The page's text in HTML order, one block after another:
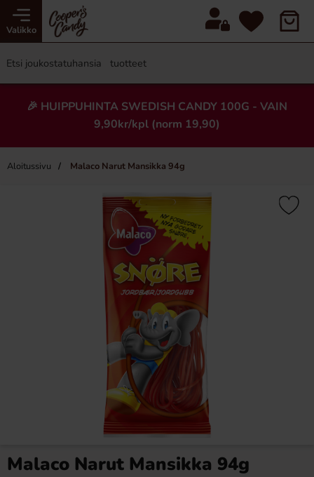
Valikko
🎉 HUIPPUHINTA SWEDISH CANDY 100G - VAIN
9,90kr/kpl (norm 19,90)
Aloitussivu Malaco Narut Mansikka 94g
×
Gently Cooked Snacks Bacon
& Ost 60g
Uusi!
Ronny & Ragge Buttcracker
Chips Korv med bröd 150g
Malaco Narut Mansikka 94g